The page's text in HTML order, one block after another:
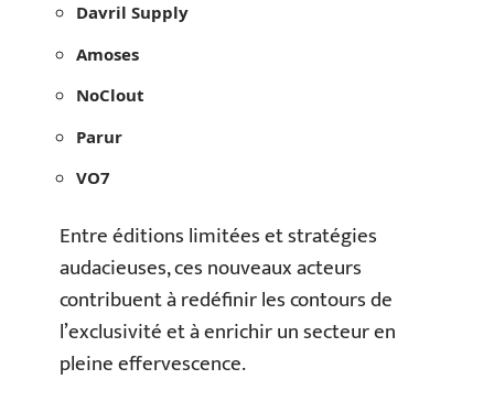
Davril Supply
Amoses
NoClout
Parur
VO7
Entre éditions limitées et stratégies
audacieuses, ces nouveaux acteurs
contribuent à redéfinir les contours de
l’exclusivité et à enrichir un secteur en
pleine effervescence.